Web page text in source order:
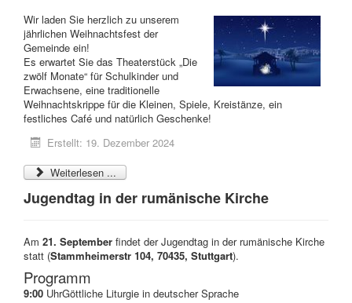
Wir laden Sie herzlich zu unserem
jährlichen Weihnachtsfest der
Gemeinde ein!
Es erwartet Sie das Theaterstück „Die
zwölf Monate“ für Schulkinder und
Erwachsene, eine traditionelle
Weihnachtskrippe für die Kleinen, Spiele, Kreistänze, ein
festliches Café und natürlich Geschenke!
Erstellt: 19. Dezember 2024
Weiterlesen ...
Jugendtag in der rumänische Kirche
Am 21. September findet der Jugendtag in der rumänische Kirche
statt (Stammheimerstr 104, 70435, Stuttgart).
Programm
9:00 UhrGöttliche Liturgie in deutscher Sprache